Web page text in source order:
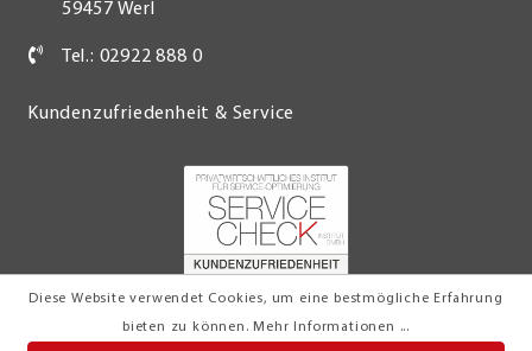
Diese Website verwendet Cookies, um eine bestmögliche Erfahrung
bieten zu können. Mehr Informationen ...
59457 Werl
Tel.: 02922 888 0
Kundenzufriedenheit & Service